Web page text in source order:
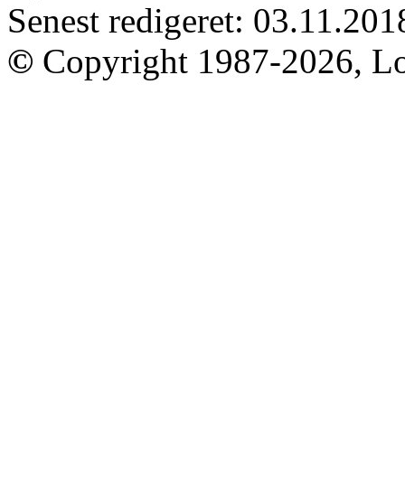
Senest redigeret:
© Copyright 1987-2026,